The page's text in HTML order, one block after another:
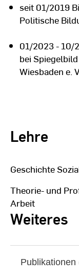
seit 01/2019
Politische
01/2023 - 10/
bei
Wiesbaden e.
Lehre
Geschichte
Theorie- und
Arbeit
Weiteres
Publikationen